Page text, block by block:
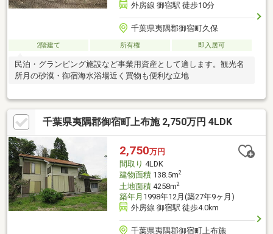
外房線 御宿駅 徒歩10分
千葉県夷隅郡御宿町久保
2階建て 所有権 即入居可
民泊・グランピング施設など事業用資産として適します。観光名
所月の砂漠・御宿海水浴場近く買物も便利な立地
千葉県夷隅郡御宿町上布施 2,750万円 4LDK
2,750万円
間取り 4LDK
建物面積138.5m2
土地面積4258m2
築年月 1998年12月(築27年9ヶ月)
外房線 御宿駅 徒歩4.0km
千葉県夷隅郡御宿町上布施